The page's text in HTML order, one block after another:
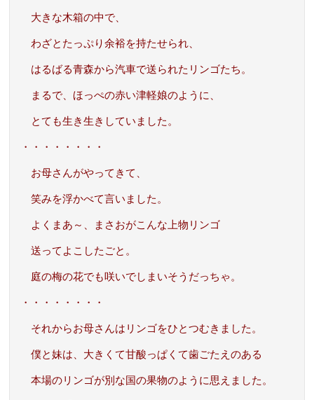
大きな木箱の中で、
わざとたっぷり余裕を持たせられ、
はるばる青森から汽車で送られたリンゴたち。
まるで、ほっぺの赤い津軽娘のように、
とても生き生きしていました。
・・・・・・・・
お母さんがやってきて、
笑みを浮かべて言いました。
よくまあ～、まさおがこんな上物リンゴ
送ってよこしたごと。
庭の梅の花でも咲いでしまいそうだっちゃ。
・・・・・・・・
それからお母さんはリンゴをひとつむきました。
僕と妹は、大きくて甘酸っぱくて歯ごたえのある
本場のリンゴが別な国の果物のように思えました。